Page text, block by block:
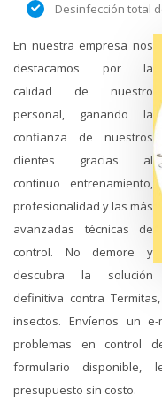
Desinfección total
En nuestra empresa nos
destacamos por la
calidad de nuestro
personal, ganando la
confianza de nuestros
clientes gracias al
continuo entrenamiento,
profesionalidad y las más
avanzadas técnicas de
control. No demore y
descubra la solución
definitiva contra
insectos. Envíenos un
problemas en control
formulario disponible,
presupuesto sin costo.